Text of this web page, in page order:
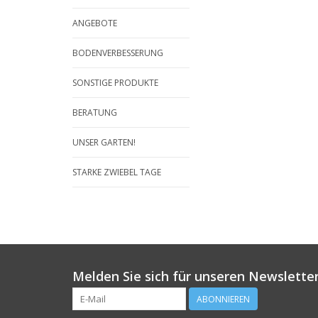
ANGEBOTE
BODENVERBESSERUNG
SONSTIGE PRODUKTE
BERATUNG
UNSER GARTEN!
STARKE ZWIEBEL TAGE
Melden Sie sich für unseren
ABONNIEREN